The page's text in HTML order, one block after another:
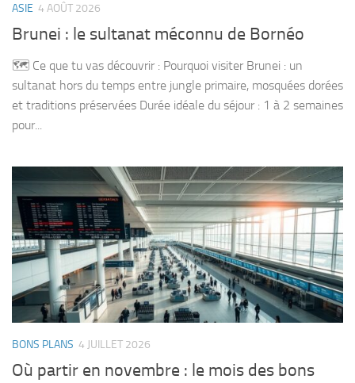
ASIE 4 AOÛT 2026
Brunei : le sultanat méconnu de Bornéo
🗺️ Ce que tu vas découvrir : Pourquoi visiter Brunei : un
sultanat hors du temps entre jungle primaire, mosquées dorées
et traditions préservées Durée idéale du séjour : 1 à 2 semaines
pour...
BONS PLANS 4 JUILLET 2026
Où partir en novembre : le mois des bons